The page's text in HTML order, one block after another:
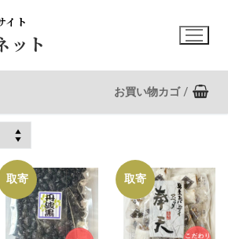
ット
イト
お買い物カゴ /
取寄 取寄